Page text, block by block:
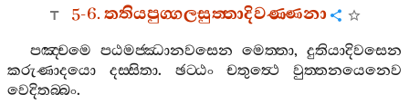
5-6.තතියපුග‍්ගලසුත‍්තාදිවණ‍්ණනා
පඤ‍්චමෙ පඨමජ‍්ඣානවසෙන මෙත‍්තා, දුතියාදිවසෙන
කරුණාදයො
දස‍්සිතා. ඡට‍්ඨං චතුත්‍ථෙ
වුත‍්තනයෙනෙව
වෙදිතබ‍්බං.